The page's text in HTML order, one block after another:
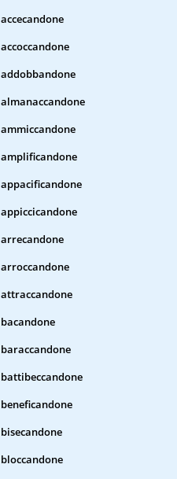
accecandone
accoccandone
addobbandone
almanaccandone
ammiccandone
amplificandone
appacificandone
appiccicandone
arrecandone
arroccandone
attraccandone
bacandone
baraccandone
battibeccandone
beneficandone
bisecandone
bloccandone